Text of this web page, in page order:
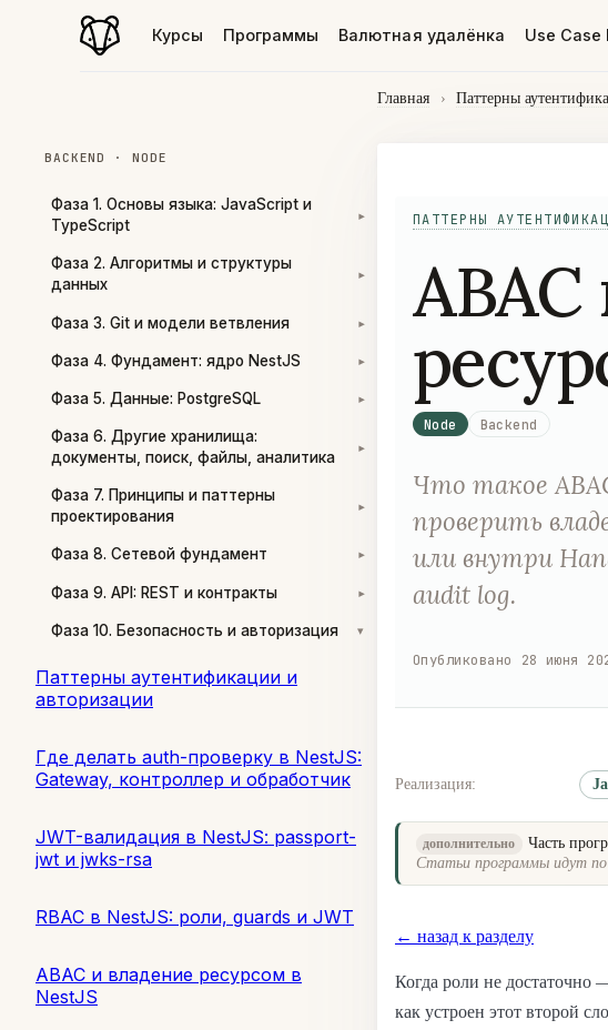
Курсы Программы Валютная удалёнка Use Case
BACKEND · NODE
Фаза 1. Основы языка: JavaScript и
TypeScript
▾
Фаза 2. Алгоритмы и структуры
данных
▾
Фаза 3. Git и модели ветвления ▾
Фаза 4. Фундамент: ядро NestJS ▾
Фаза 5. Данные: PostgreSQL ▾
Фаза 6. Другие хранилища:
документы, поиск, файлы, аналитика
▾
Фаза 7. Принципы и паттерны
проектирования
▾
Фаза 8. Сетевой фундамент ▾
Фаза 9. API: REST и контракты ▾
Фаза 10. Безопасность и авторизация ▾
Паттерны аутентификации и
авторизации
Где делать auth-проверку в NestJS:
Gateway, контроллер и обработчик
JWT-валидация в NestJS: passport-
jwt и jwks-rsa
RBAC в NestJS: роли, guards и JWT
ABAC и владение ресурсом в
NestJS
Главная › Паттерны
ПАТТЕРНЫ
Node Backend
Что такое
проверить
или внутри
audit log.
Опубликовано 28 июня
Реализация:
дополнительно Часть
Статьи программы идут
← назад к разделу
Когда роли не достаточно
как устроен этот второй